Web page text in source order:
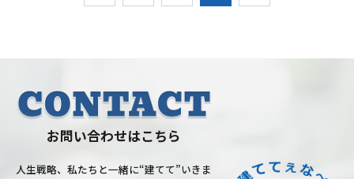
お問い合わせはこちら
人生戦略、私たちと一緒に“建てて”いきま